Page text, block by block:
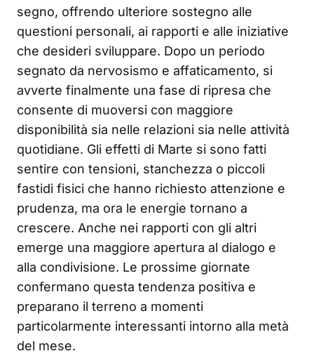
segno, offrendo ulteriore sostegno alle
questioni personali, ai rapporti e alle iniziative
che desideri sviluppare. Dopo un periodo
segnato da nervosismo e affaticamento, si
avverte finalmente una fase di ripresa che
consente di muoversi con maggiore
disponibilità sia nelle relazioni sia nelle attività
quotidiane. Gli effetti di Marte si sono fatti
sentire con tensioni, stanchezza o piccoli
fastidi fisici che hanno richiesto attenzione e
prudenza, ma ora le energie tornano a
crescere. Anche nei rapporti con gli altri
emerge una maggiore apertura al dialogo e
alla condivisione. Le prossime giornate
confermano questa tendenza positiva e
preparano il terreno a momenti
particolarmente interessanti intorno alla metà
del mese.